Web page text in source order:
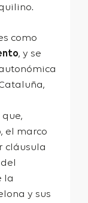
como
, y se
el marco
cláusula
la
y sus